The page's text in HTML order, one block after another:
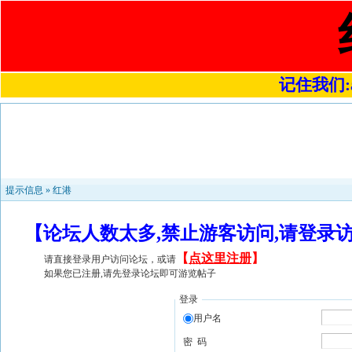
记住我们
提示信息 » 红港
【论坛人数太多,禁止游客访问,请登
请直接登录用户访问论坛，或请 【 点这里注册】
如果您已注册,请先登录论坛即可游览帖子
登录
用户名
密 码